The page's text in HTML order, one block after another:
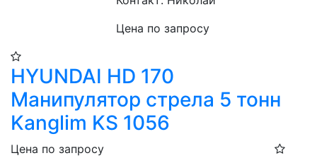
Цена по запросу
HYUNDAI HD 170
Манипулятор стрела 5 тонн
Kanglim KS 1056
Цена по запросу